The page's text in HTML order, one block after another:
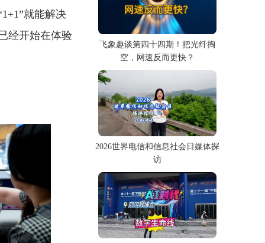
就能解决
经开始在体验
飞象趣谈第四十四期！把光纤掏
空，网速反而更快？
2026世界电信和信息社会日媒体探
访